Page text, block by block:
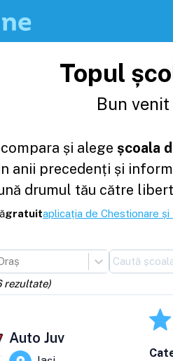
Topul
Bun
și alege școala
anii precedenți și
drumul tău către
gratuitaplicația de Chestionare și
rezultate)
Auto Juv